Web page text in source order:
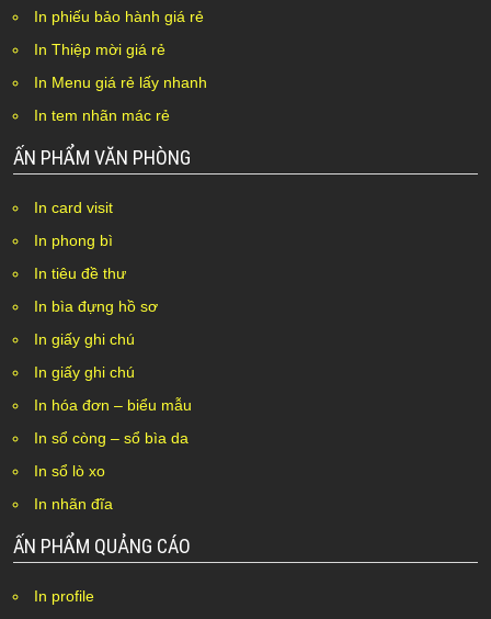
In phiếu bảo hành giá rẻ
In Thiệp mời giá rẻ
In Menu giá rẻ lấy nhanh
In tem nhãn mác rẻ
ẤN PHẨM VĂN PHÒNG
In card visit
In phong bì
In tiêu đề thư
In bìa đựng hồ sơ
In giấy ghi chú
In giấy ghi chú
In hóa đơn – biểu mẫu
In sổ còng – sổ bìa da
In sổ lò xo
In nhãn đĩa
ẤN PHẨM QUẢNG CÁO
In profile